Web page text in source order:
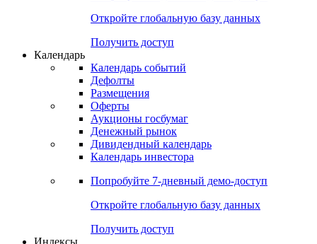
Корпоративные CDS
Попробуйте7-дневный
Откройте глобальную базу данных
Получить доступ
Календарь
Календарь событий
Дефолты
Размещения
Оферты
Денежный рынок
Календарь инвестора
Попробуйте7-дневный